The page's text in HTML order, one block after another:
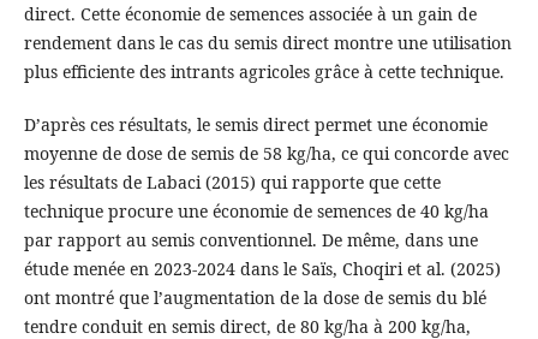
direct. Cette économie de semences associée à un gain de
rendement dans le cas du semis direct montre une utilisation
plus efficiente des intrants agricoles grâce à cette technique.
D’après ces résultats, le semis direct permet une économie
moyenne de dose de semis de 58 kg/ha, ce qui concorde avec
les résultats de Labaci (2015) qui rapporte que cette
technique procure une économie de semences de 40 kg/ha
par rapport au semis conventionnel. De même, dans une
étude menée en 2023-2024 dans le Saïs, Choqiri et al. (2025)
ont montré que l’augmentation de la dose de semis du blé
tendre conduit en semis direct, de 80 kg/ha à 200 kg/ha,